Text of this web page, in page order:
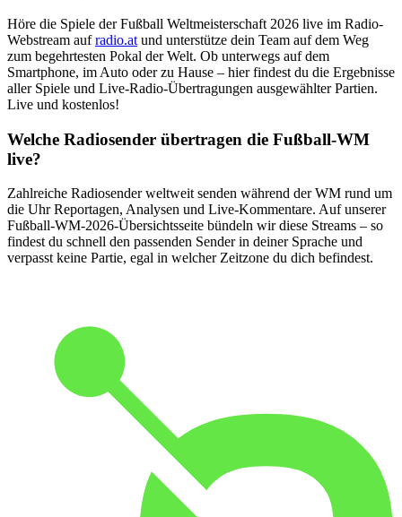
Höre die Spiele der Fußball Weltmeisterschaft 2026 live im Radio-
Webstream aufradio.at und unterstütze dein Team auf dem Weg
zum begehrtesten Pokal der Welt. Ob unterwegs auf dem
Smartphone, im Auto oder zu Hause – hier findest du die Ergebnisse
aller Spiele und Live-Radio-Übertragungen ausgewählter Partien.
Live und kostenlos!
Welche Radiosender übertragen die Fußball-WM
live?
Zahlreiche Radiosender weltweit senden während der WM rund um
die Uhr Reportagen, Analysen und Live-Kommentare. Auf unserer
Fußball-WM-2026-Übersichtsseite bündeln wir diese Streams – so
findest du schnell den passenden Sender in deiner Sprache und
verpasst keine Partie, egal in welcher Zeitzone du dich befindest.